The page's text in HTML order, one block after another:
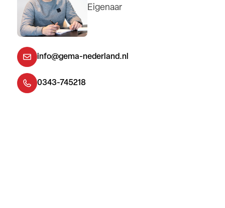
Eigenaar
info@gema-nederland.nl
0343-745218